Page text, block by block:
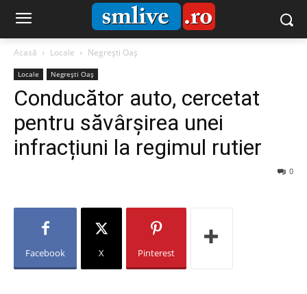
Acasă Locale Negrești Oaș
Locale Negrești Oaș
Conducător auto, cercetat
pentru săvârșirea unei
infracțiuni la regimul rutier
0
Facebook X Pinterest